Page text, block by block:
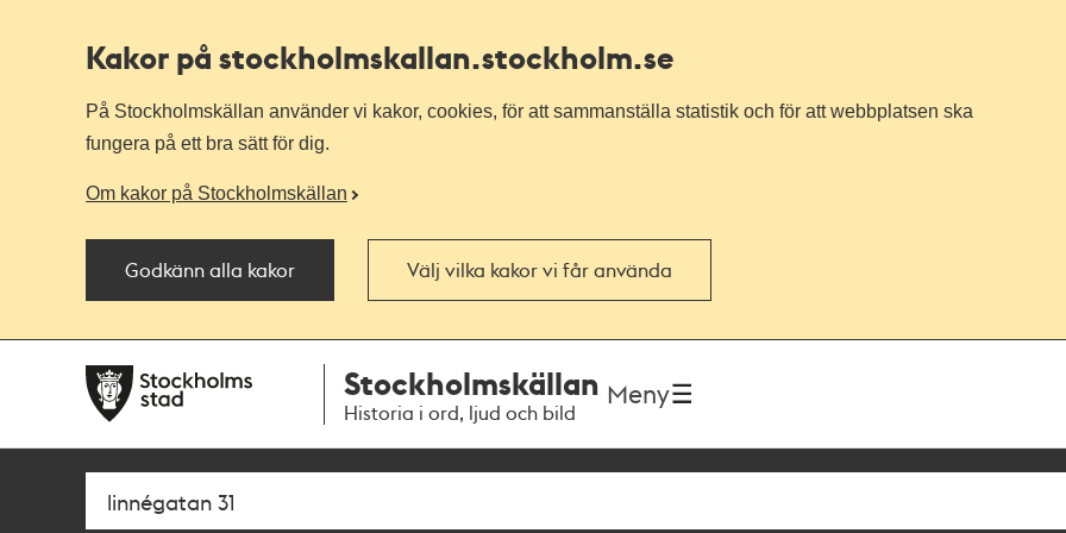
Kakor på stockholmskallan.stockholm.se
På Stockholmskällan använder vi kakor, cookies, för att sammanställa statistik och för att webbplatsen ska
fungera på ett bra sätt för dig.
Om kakor på Stockholmskällan
Godkänn alla kakor Välj vilka kakor vi får använda
navigationen
huvudinnehållet
Stockholmskällan
Historia i ord, ljud och bild
Meny
Sök